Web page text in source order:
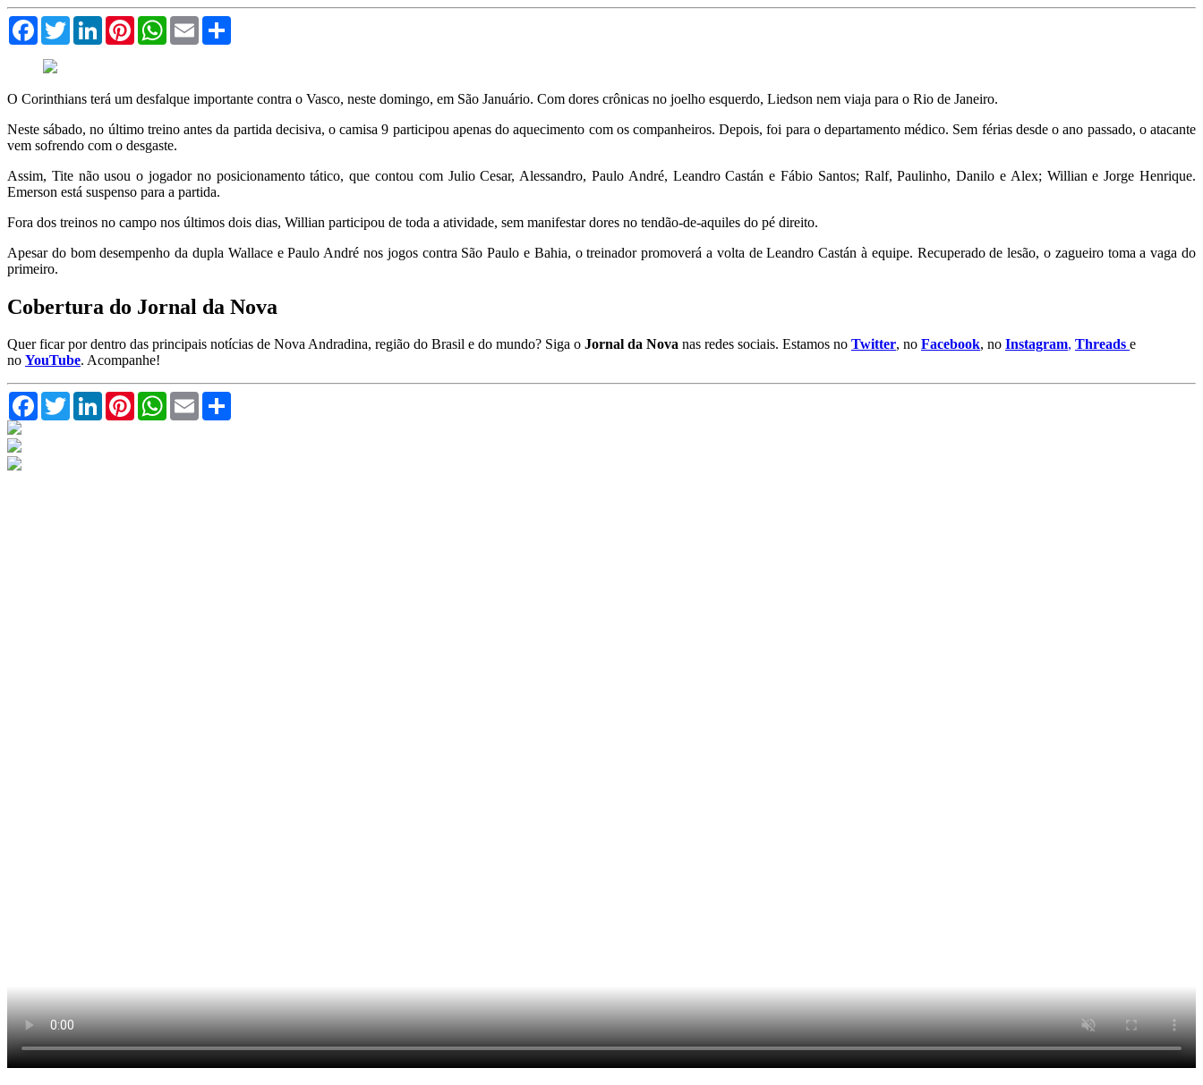
FacebookTwitterLinkedInPinterestWhatsApp
Email
O Corinthians terá um desfalque importante contra o Vasco, neste domingo, em São Januário. Com dores crônicas no joelho esquerdo, Liedson nem viaja para o Rio de Janeiro.
Neste sábado, no último treino antes da partida decisiva, o camisa 9 participou apenas do aquecimento com os companheiros. Depois, foi para o departamento médico. Sem férias desde o ano passado, o atacante
vem sofrendo com o desgaste.
Assim, Tite não usou o jogador no posicionamento tático, que contou com Julio Cesar, Alessandro, Paulo André, Leandro Castán e Fábio Santos; Ralf, Paulinho, Danilo e Alex; Willian e Jorge Henrique.
Emerson está suspenso para a partida.
Fora dos treinos no campo nos últimos dois dias, Willian participou de toda a atividade, sem manifestar dores no tendão-de-aquiles do pé direito.
Apesar do bom desempenho da dupla Wallace e Paulo André nos jogos contra São Paulo e Bahia, o treinador promoverá a volta de Leandro Castán à equipe. Recuperado de lesão, o zagueiro toma a vaga do
primeiro.
Cobertura do Jornal da Nova
Quer ficar por dentro das principais notícias de Nova Andradina, região do Brasil e do mundo? Siga o Jornal da Nova nas redes sociais. Estamos no Twitter, no Facebook, no Instagram, Threads e
no YouTube. Acompanhe!
FacebookTwitterLinkedInPinterestWhatsApp
Email